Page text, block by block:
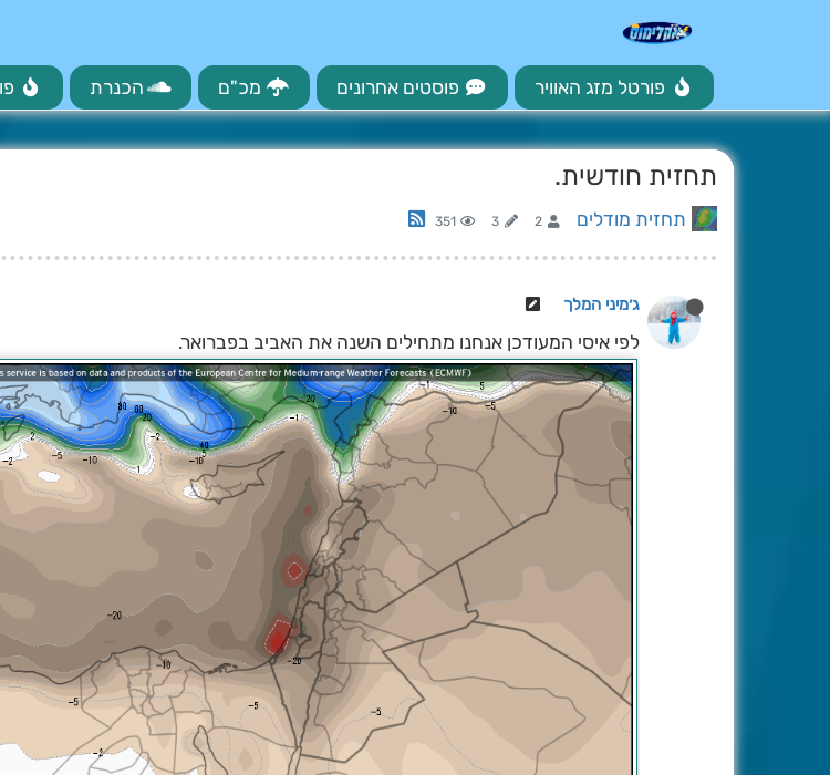
פורטל מזג האוויר פוסטים אחרונים מכ"ם הכנרת
תחזית חודשית.
תחזית מודלים 2
3
351
ג׳מיני המלך
לפי איסי המעודכן אנחנו מתחילים השנה את האביב בפברואר.